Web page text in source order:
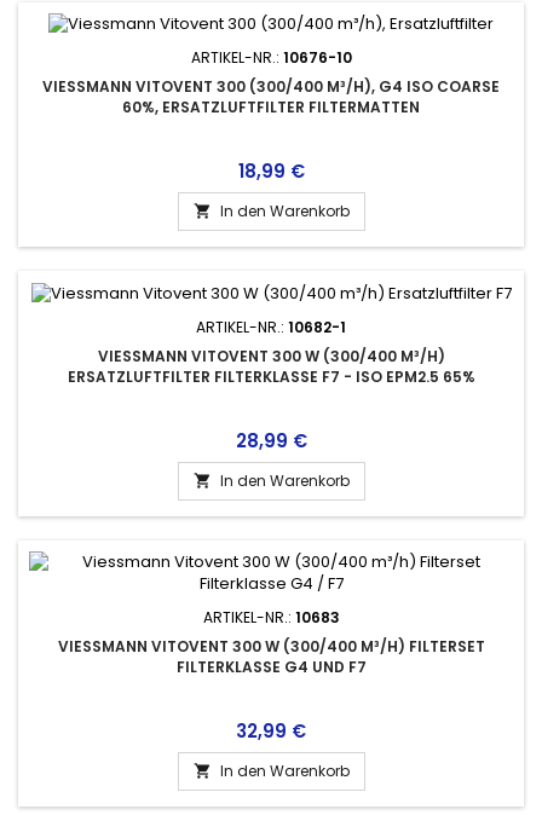
ARTIKEL-NR.: 10676-10
VIESSMANN VITOVENT 300 (300/400 M³/H), G4 ISO COARSE
60%, ERSATZLUFTFILTER FILTERMATTEN
Preis
18,99 €
 In den Warenkorb
ARTIKEL-NR.: 10682-1
VIESSMANN VITOVENT 300 W (300/400 M³/H)
ERSATZLUFTFILTER FILTERKLASSE F7 - ISO EPM2.5 65%
Preis
28,99 €
 In den Warenkorb
ARTIKEL-NR.: 10683
VIESSMANN VITOVENT 300 W (300/400 M³/H) FILTERSET
FILTERKLASSE G4 UND F7
Preis
32,99 €
 In den Warenkorb